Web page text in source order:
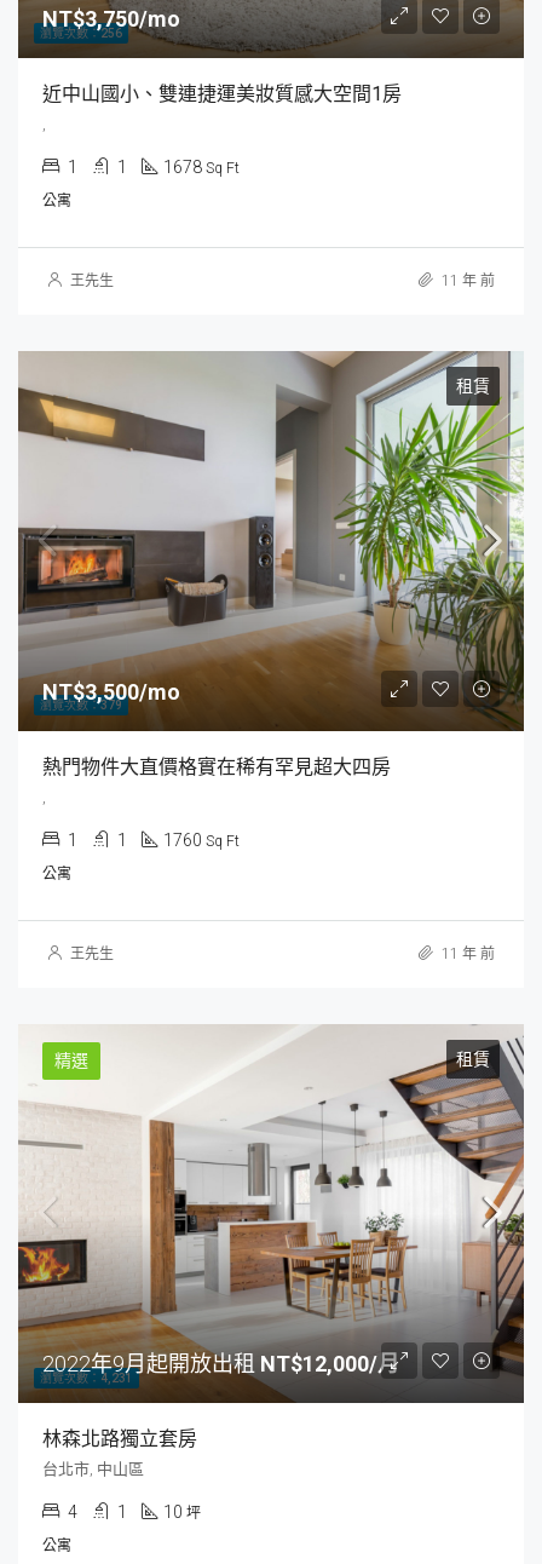
瀏覽次數：256
NT$3,750/mo
近中山國小、雙連捷運美妝質感大空間1房
,
1 1 1678 Sq Ft
公寓
王先生 11 年 前
租賃
瀏覽次數：379
NT$3,500/mo
熱門物件大直價格實在稀有罕見超大四房
1 1 1760 Sq Ft
公寓
王先生 11 年 前
精選 租賃
瀏覽次數：4,231
2022年9月起開放出租 NT$12,000/月
林森北路獨立套房
台北市, 中山區
4 1 10 坪
公寓